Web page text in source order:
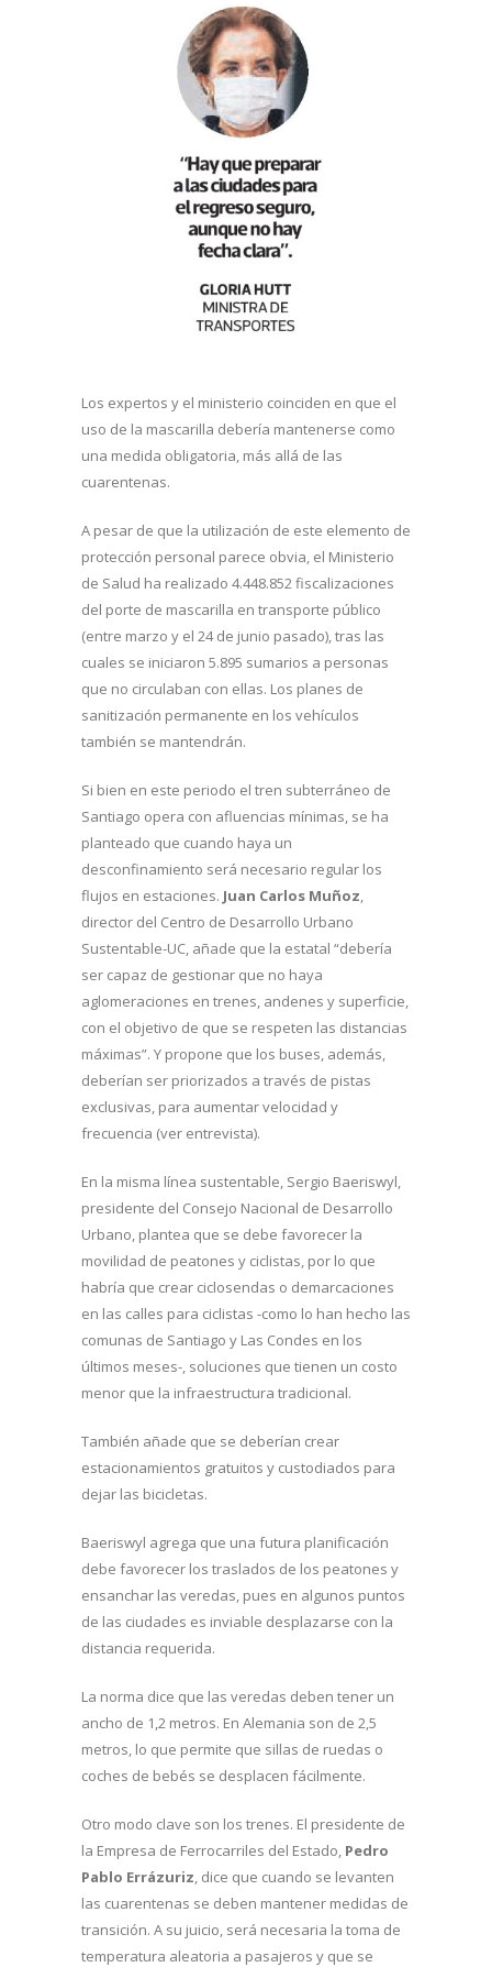
Los expertos y el ministerio coinciden en que el
uso de la mascarilla debería mantenerse como
una medida obligatoria, más allá de las
cuarentenas.
A pesar de que la utilización de este elemento de
protección personal parece obvia, el Ministerio
de Salud ha realizado 4.448.852 fiscalizaciones
del porte de mascarilla en transporte público
(entre marzo y el 24 de junio pasado), tras las
cuales se iniciaron 5.895 sumarios a personas
que no circulaban con ellas. Los planes de
sanitización permanente en los vehículos
también se mantendrán.
Si bien en este periodo el tren subterráneo de
Santiago opera con afluencias mínimas, se ha
planteado que cuando haya un
desconfinamiento será necesario regular los
flujos en estaciones. Juan Carlos Muñoz
director del Centro de Desarrollo Urbano
Sustentable-UC, añade que la estatal “debería
ser capaz de gestionar que no haya
aglomeraciones en trenes, andenes y superficie,
con el objetivo de que se respeten las distancias
máximas”. Y propone que los buses, además,
deberían ser priorizados a través de pistas
exclusivas, para aumentar velocidad y
frecuencia (ver entrevista).
En la misma línea sustentable, Sergio Baeriswyl,
presidente del Consejo Nacional de Desarrollo
Urbano, plantea que se debe favorecer la
movilidad de peatones y ciclistas, por lo que
habría que crear ciclosendas o demarcaciones
en las calles para ciclistas -como lo han hecho las
comunas de Santiago y Las Condes en los
últimos meses-, soluciones que tienen un costo
menor que la infraestructura tradicional.
También añade que se deberían crear
estacionamientos gratuitos y custodiados para
dejar las bicicletas.
Baeriswyl agrega que una futura planificación
debe favorecer los traslados de los peatones y
ensanchar las veredas, pues en algunos puntos
de las ciudades es inviable desplazarse con la
distancia requerida.
La norma dice que las veredas deben tener un
ancho de 1,2 metros. En Alemania son de 2,5
metros, lo que permite que sillas de ruedas o
coches de bebés se desplacen fácilmente.
Otro modo clave son los trenes. El presidente de
la Empresa de Ferrocarriles del Estado, Pedro
Pablo Errázuriz , dice que cuando se levanten
las cuarentenas se deben mantener medidas de
transición. A su juicio, será necesaria la toma de
temperatura aleatoria a pasajeros y que se